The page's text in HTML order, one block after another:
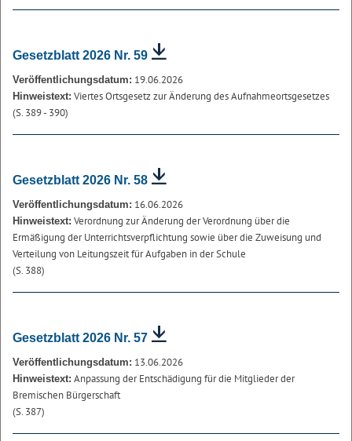
Gesetzblatt 2026 Nr. 59
Veröffentlichungsdatum: 19.06.2026
Hinweistext: Viertes Ortsgesetz zur Änderung des Aufnahmeortsgesetzes
(S. 389 - 390)
Gesetzblatt 2026 Nr. 58
Veröffentlichungsdatum: 16.06.2026
Hinweistext: Verordnung zur Änderung der Verordnung über die
Ermäßigung der Unterrichtsverpflichtung sowie über die Zuweisung und
Verteilung von Leitungszeit für Aufgaben in der Schule
(S. 388)
Gesetzblatt 2026 Nr. 57
Veröffentlichungsdatum: 13.06.2026
Hinweistext: Anpassung der Entschädigung für die Mitglieder der
Bremischen Bürgerschaft
(S. 387)